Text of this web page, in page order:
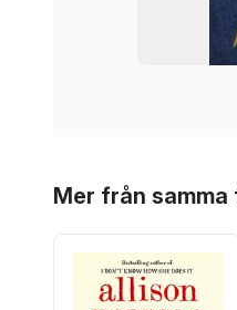
Mer från